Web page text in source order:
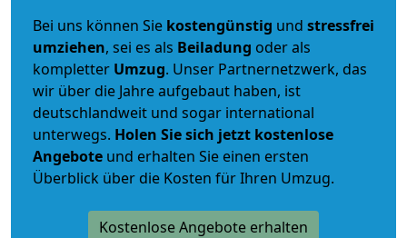
Bei uns können Sie kostengünstig und stressfrei
umziehen, sei es als Beiladung oder als
kompletter Umzug. Unser Partnernetzwerk, das
wir über die Jahre aufgebaut haben, ist
deutschlandweit und sogar international
unterwegs. Holen Sie sich jetzt kostenlose
Angebote und erhalten Sie einen ersten
Überblick über die Kosten für Ihren Umzug.
Kostenlose Angebote erhalten